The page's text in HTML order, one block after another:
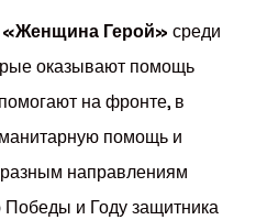
«Женщина Герой» среди
оказывают помощь
на фронте, в
помощь и
направлениям
и Году защитника